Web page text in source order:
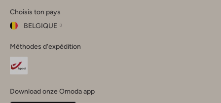
Instagram
Facebook
TikTok
Choisis ton pays
BELGIQUE
ton
pays
Fermer
Belgique(Français)
Méthodes d'expédition
Download onze Omoda app